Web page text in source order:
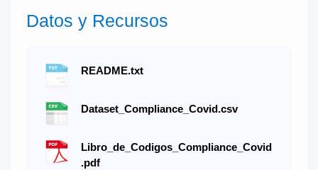
Datos y Recursos
README.txt
Dataset_Compliance_Covid.csv
Libro_de_Codigos_Compliance_Covid
.pdf